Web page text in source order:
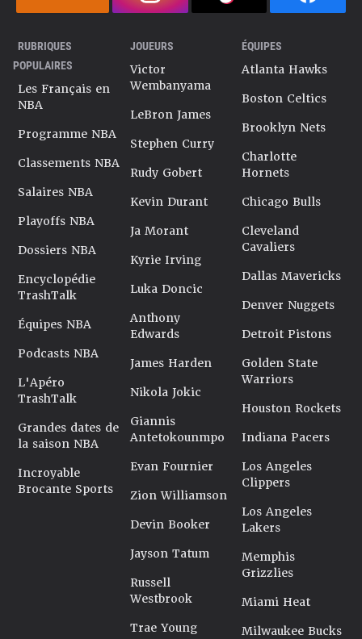
RUBRIQUES
POPULAIRES
Les Français en
NBA
Programme NBA
Classements NBA
Salaires NBA
Playoffs NBA
Dossiers NBA
Encyclopédie
TrashTalk
Équipes NBA
Podcasts NBA
L'Apéro
TrashTalk
Grandes dates de
la saison NBA
Incroyable
Brocante Sports
JOUEURS
Victor
Wembanyama
LeBron James
Stephen Curry
Rudy Gobert
Kevin Durant
Ja Morant
Kyrie Irving
Luka Doncic
Anthony
Edwards
James Harden
Nikola Jokic
Giannis
Antetokounmpo
Evan Fournier
Zion Williamson
Devin Booker
Jayson Tatum
Russell
Westbrook
Trae Young
ÉQUIPES
Atlanta Hawks
Boston Celtics
Brooklyn Nets
Charlotte
Hornets
Chicago Bulls
Cleveland
Cavaliers
Dallas Mavericks
Denver Nuggets
Detroit Pistons
Golden State
Warriors
Houston Rockets
Indiana Pacers
Los Angeles
Clippers
Los Angeles
Lakers
Memphis
Grizzlies
Miami Heat
Milwaukee Bucks